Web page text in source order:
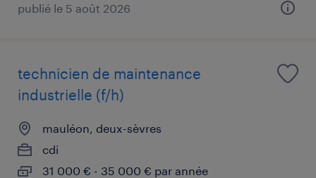
publié le 5 août 2026
technicien de maintenance
industrielle (f/h)
mauléon, deux-sèvres
cdi
31 000 € - 35 000 € par année